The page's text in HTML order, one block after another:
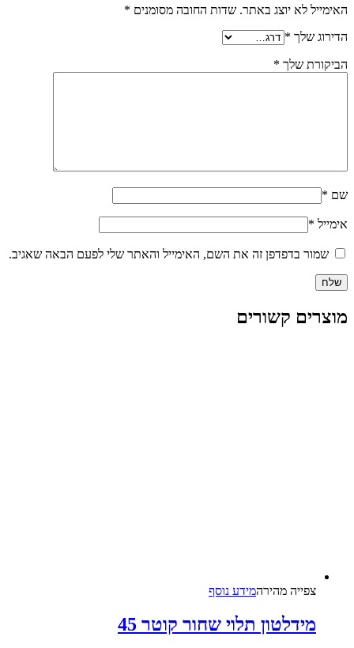
האימייל לא יוצג באתר. שדות החובה מסומנים *
הדירוג שלך *
הביקורת שלך *
שם *
אימייל *
שמור בדפדפן זה את השם, האימייל והאתר שלי לפעם הבאה שאגיב.
מוצרים קשורים
צפייה‬ ‫מהירה‬מידע נוסף
מידלטון תלוי שחור קוטר 45